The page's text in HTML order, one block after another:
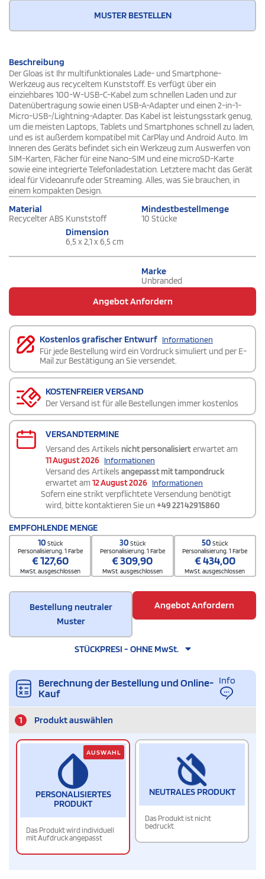
MUSTER BESTELLEN
Beschreibung
Der Gloas ist Ihr multifunktionales Lade- und Smartphone-
Werkzeug aus recyceltem Kunststoff. Es verfügt über ein
einziehbares 100-W-USB-C-Kabel zum schnellen Laden und zur
Datenübertragung sowie einen USB-A-Adapter und einen 2-in-1-
Micro-USB-/Lightning-Adapter. Das Kabel ist leistungsstark genug,
um die meisten Laptops, Tablets und Smartphones schnell zu laden,
und es ist außerdem kompatibel mit CarPlay und Android Auto. Im
Inneren des Geräts befindet sich ein Werkzeug zum Auswerfen von
SIM-Karten, Fächer für eine Nano-SIM und eine microSD-Karte
sowie eine integrierte Telefonladestation. Letztere macht das Gerät
ideal für Videoanrufe oder Streaming. Alles, was Sie brauchen, in
einem kompakten Design.
Material
Recycelter ABS Kunststoff
Mindestbestellmenge
10 Stücke
Dimension
6,5 x 2,1 x 6,5 cm
Marke
Unbranded
Angebot Anfordern
Kostenlos grafischer Entwurf Informationen
Für jede Bestellung wird ein Vordruck simuliert und per E-
Mail zur Bestätigung an Sie versendet.
KOSTENFREIER VERSAND
Der Versand ist für alle Bestellungen immer kostenlos
VERSANDTERMINE
Versand des Artikels nicht personalisierterwartet am
11 August 2026 Informationen
Versand des Artikels angepasst mit tampondruck
erwartet am 12 August 2026 Informationen
Sofern eine strikt verpflichtete Versendung benötigt
wird, bitte kontaktieren Sie un+49 221 42915860
EMPFOHLENDE MENGE
10 Stück
Personalisierung. 1 Farbe
€127,60
MwSt. ausgeschlossen
30 Stück
Personalisierung. 1 Farbe
€309,90
MwSt. ausgeschlossen
50Stück
Personalisierung. 1 Farbe
€434,00
MwSt. ausgeschlossen
Bestellung neutraler
Muster
Angebot Anfordern
STÜCKPRESI - OHNE MwSt.
Berechnung der Bestellung und Online-
Kauf
Info
1 Produkt auswählen
PERSONALISIERTES
PRODUKT
Das Produkt wird individuell
mit Aufdruck angepasst
AUSWAHL
NEUTRALES PRODUKT
Das Produkt ist nicht
bedruckt.